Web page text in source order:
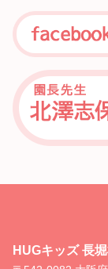
HUGキッズ 長